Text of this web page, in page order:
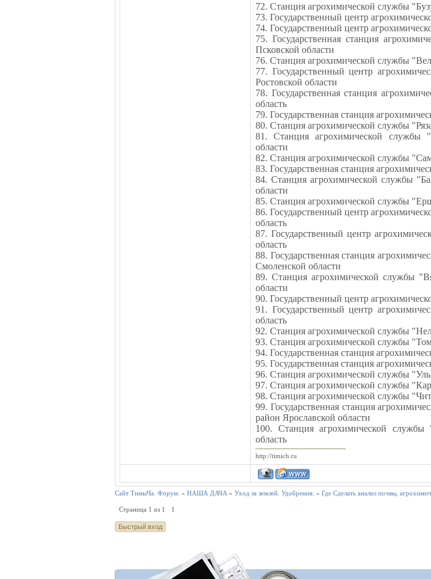
72. Станция агрохимической службы
73. Государственный центр
74. Государственный центр
75. Государственная станция
Псковской области
76. Станция агрохимической службы
77. Государственный центр
Ростовской области
78. Государственная станция
область
79. Государственная станция
80. Станция агрохимической службы
81. Станция агрохимической службы
области
82. Станция агрохимической службы
83. Государственная станция
84. Станция агрохимической службы
области
85. Станция агрохимической службы
86. Государственный центр
область
87. Государственный центр
область
88. Государственная станция
Смоленской области
89. Станция агрохимической службы
области
90. Государственный центр
91. Государственный центр
область
92. Станция агрохимической службы
93. Станция агрохимической службы
94. Государственная станция
95. Государственная станция
96. Станция агрохимической службы
97. Станция агрохимической службы
98. Станция агрохимической службы
99. Государственная станция
район Ярославской области
100. Станция агрохимической службы
область
http://timich.ru
Сайт ТимыЧа. Форум. » НАША ДАЧА » Уход за землей. Удобрения. » Где Сделать анализ почвы,
Страница 1 из 1 1